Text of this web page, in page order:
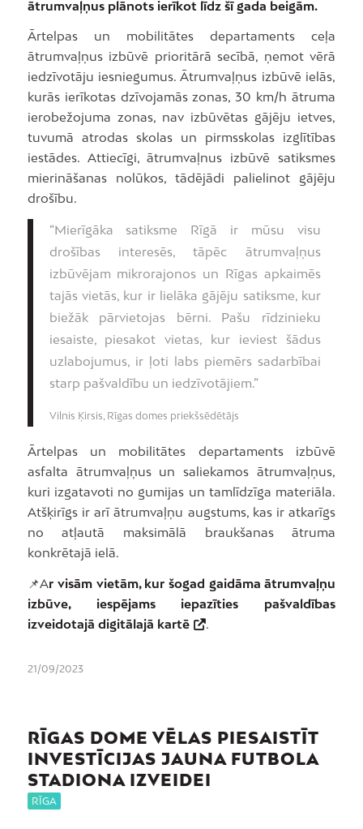
ātrumvaļņus plānots ierīkot līdz šī gada beigām.
Ārtelpas un mobilitātes departaments ceļa
ātrumvaļņus izbūvē prioritārā secībā, ņemot vērā
iedzīvotāju iesniegumus. Ātrumvaļņus izbūvē ielās,
kurās ierīkotas dzīvojamās zonas, 30 km/h ātruma
ierobežojuma zonas, nav izbūvētas gājēju ietves,
tuvumā atrodas skolas un pirmsskolas izglītības
iestādes. Attiecīgi, ātrumvaļnus izbūvē satiksmes
mierināšanas nolūkos, tādējādi palielinot gājēju
drošību.
“Mierīgāka satiksme Rīgā ir mūsu visu
drošības interesēs, tāpēc ātrumvaļņus
izbūvējam mikrorajonos un Rīgas apkaimēs
tajās vietās, kur ir lielāka gājēju satiksme, kur
biežāk pārvietojas bērni. Pašu rīdzinieku
iesaiste, piesakot vietas, kur ieviest šādus
uzlabojumus, ir ļoti labs piemērs sadarbībai
starp pašvaldību un iedzīvotājiem.”
Vilnis Ķirsis, Rīgas domes priekšsēdētājs
Ārtelpas un mobilitātes departaments izbūvē
asfalta ātrumvaļņus un saliekamos ātrumvaļņus,
kuri izgatavoti no gumijas un tamlīdzīga materiāla.
Atšķirīgs ir arī ātrumvaļņu augstums, kas ir atkarīgs
no atļautā maksimālā braukšanas ātruma
konkrētajā ielā.
📌Ar visām vietām, kur šogad gaidāma ātrumvaļņu
izbūve, iespējams iepazīties pašvaldības
izveidotajā digitālajā kartē .
21/09/2023
RĪGAS DOME VĒLAS PIESAISTĪT
INVESTĪCIJAS JAUNA FUTBOLA
STADIONA IZVEIDEI
RĪGA